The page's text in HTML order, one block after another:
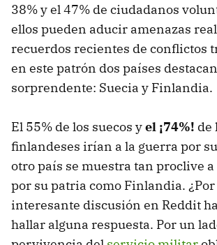
38% y el 47% de ciudadanos
ellos pueden aducir amenazas
recuerdos recientes de conflictos
en este patrón dos países
sorprendente: Suecia y Finlandia.
El 55% de los suecos yel ¡74%! de
finlandeses irían a la guerra por
otro país se muestra tan proclive
por su patria como Finlandia. ¿Por
interesante discusión en Reddit
hallar alguna respuesta. Por un